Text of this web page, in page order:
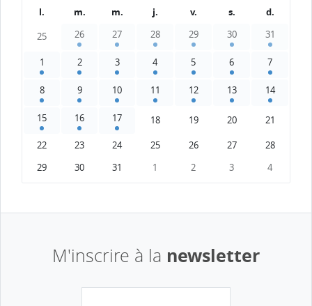
l.
m. m. j. v. s. d.
25 26 27 28 29 30 31
1 2 3 4 5 6 7
8 9 10 11 12 13 14
15 16 17 18 19 20 21
22 23 24 25 26 27
28
29
30 31 1 2 3 4
M'inscrire à la newsletter